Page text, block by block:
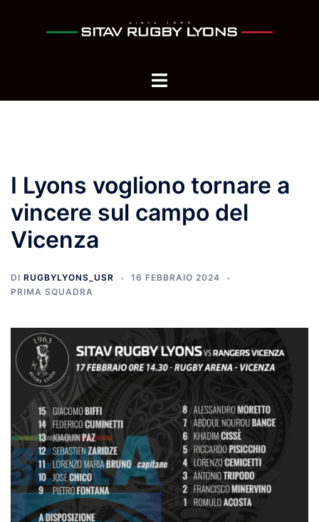
Mostra/Nascondi
I Lyons vogliono tornare a
vincere sul campo del
Vicenza
DI RUGBYLYONS_USR
16 FEBBRAIO 2024
PRIMA SQUADRA